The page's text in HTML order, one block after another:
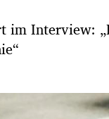
im Interview: